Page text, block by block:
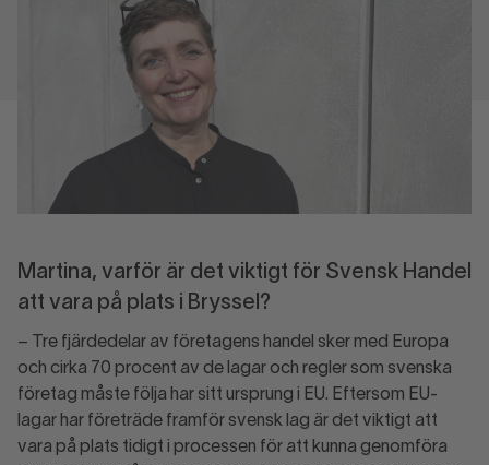
Martina, varför är det viktigt för Svensk Handel
att vara på plats i Bryssel?
– Tre fjärdedelar av företagens handel sker med Europa
och cirka 70 procent av de lagar och regler som svenska
företag måste följa har sitt ursprung i EU. Eftersom EU-
lagar har företräde framför svensk lag är det viktigt att
vara på plats tidigt i processen för att kunna genomföra